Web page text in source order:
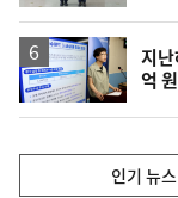
지
억
인기 뉴스